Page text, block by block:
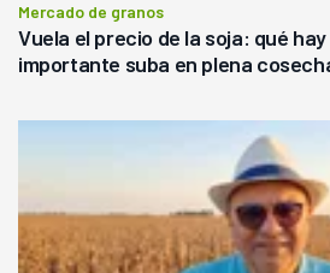
Mercado de granos
Vuela el precio de la soja: qué
importante suba en plena